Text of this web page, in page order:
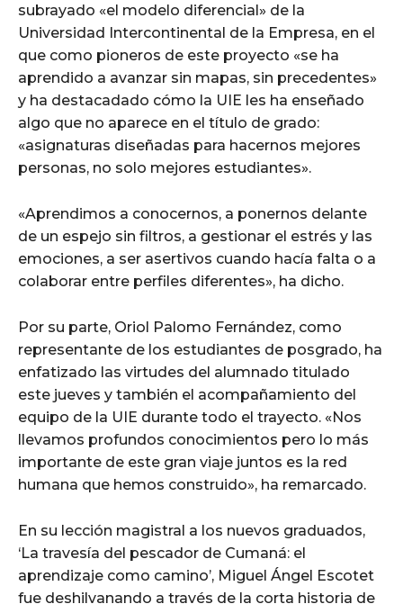
subrayado «el modelo diferencial» de la
Universidad Intercontinental de la Empresa, en el
que como pioneros de este proyecto «se ha
aprendido a avanzar sin mapas, sin precedentes»
y ha destacadado cómo la UIE les ha enseñado
algo que no aparece en el título de grado:
«asignaturas diseñadas para hacernos mejores
personas, no solo mejores estudiantes».
«Aprendimos a conocernos, a ponernos delante
de un espejo sin filtros, a gestionar el estrés y las
emociones, a ser asertivos cuando hacía falta o a
colaborar entre perfiles diferentes», ha dicho.
Por su parte, Oriol Palomo Fernández, como
representante de los estudiantes de posgrado, ha
enfatizado las virtudes del alumnado titulado
este jueves y también el acompañamiento del
equipo de la UIE durante todo el trayecto. «Nos
llevamos profundos conocimientos pero lo más
importante de este gran viaje juntos es la red
humana que hemos construido», ha remarcado.
En su lección magistral a los nuevos graduados,
‘La travesía del pescador de Cumaná: el
aprendizaje como camino’, Miguel Ángel Escotet
fue deshilvanando a través de la corta historia de